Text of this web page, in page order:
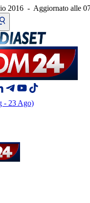
2016 - Aggiornato alle
- 23 Ago)